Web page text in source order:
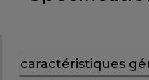
caractéristiques